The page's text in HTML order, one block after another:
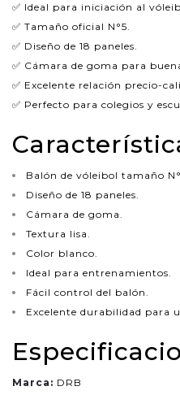
✅ Ideal para iniciación al
✅ Tamaño oficial N°5.
✅ Diseño de 18 paneles.
✅ Cámara de goma para
✅ Excelente relación precio-
✅ Perfecto para colegios y
Balón de vóleibol tamaño
Diseño de 18 paneles.
Cámara de goma.
Textura lisa.
Color blanco.
Ideal para entrenamientos.
Fácil control del balón.
Excelente durabilidad para
Marca: DRB